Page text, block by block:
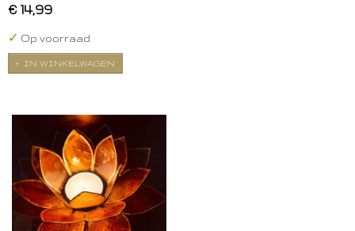
€ 14,99
✓ Op voorraad
IN WINKELWAGEN